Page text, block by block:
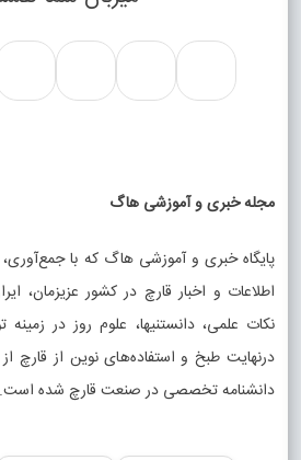
مجله خبری و آموزشی هاگ
پایگاه خبری و آموزشی هاگ که با جمع‌آوری،
اطلاعات و اخبار قارچ در کشور عزیزمان،
نکات علمی، دانستنیها، علوم روز در زمینه
درنهایت طبخ و استفاده‌های نوین از قارچ
دانشنامه تخصصی در صنعت قارچ شده است.